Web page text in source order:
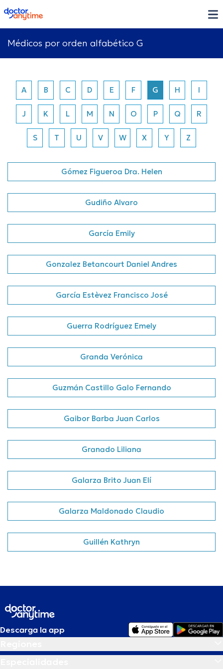
doctoranytime
Médicos por orden alfabético G
A B C D E F G H I
J K L M N O P Q R
S T U V W X Y Z
Gómez Figueroa Dra. Helen
Gudiño Alvaro
García Emily
Gonzalez Betancourt Daniel Andres
García Estèvez Francisco José
Guerra Rodríguez Emely
Granda Verónica
Guzmán Castillo Galo Fernando
Gaibor Barba Juan Carlos
Granado Liliana
Galarza Brito Juan Elí
Galarza Maldonado Claudio
Guillén Kathryn
Descarga la app